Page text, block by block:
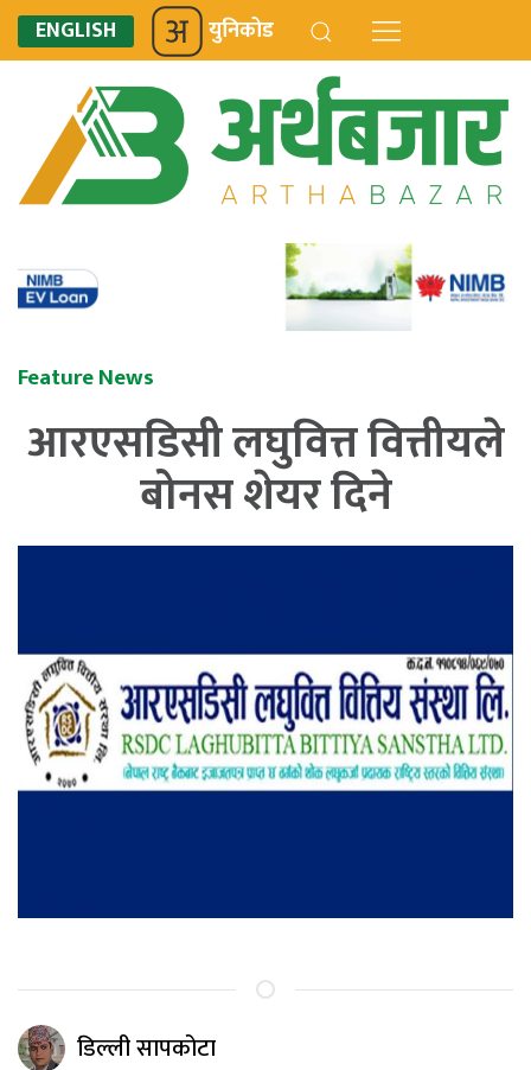
ENGLISH युनिकोड
Feature News
आरएसडिसी लघुवित्त वित्तीयले
बोनस शेयर दिने
डिल्ली सापकोटा